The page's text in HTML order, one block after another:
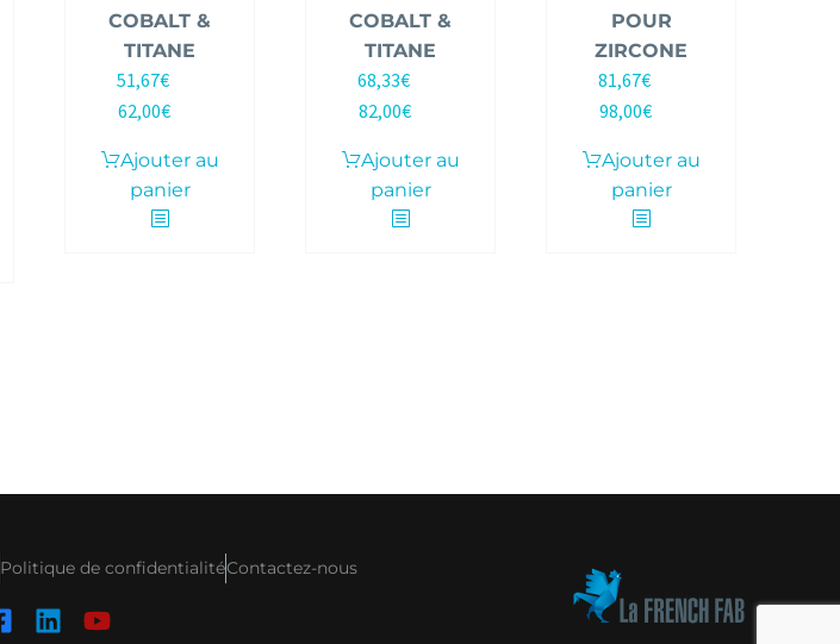
COBALT &
TITANE
51,67€
62,00€
Ajouter au
panier
COBALT &
TITANE
68,33€
82,00€
Ajouter au
panier
POUR
ZIRCONE
81,67€
98,00€
Ajouter au
panier
Politique de confidentialitéContactez-nous